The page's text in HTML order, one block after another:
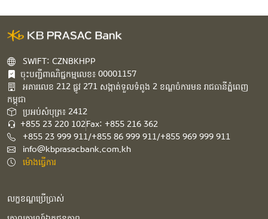
SWIFT: CZNBKHPP
ចុះបញ្ជីពាណិជ្ជកម្មលេខ៖ 00001157
អគារ​លេខ​ 212 ផ្លូវ 271 សង្កាត់ទួលទំពូង 2 ខណ្ឌចំការមន រាជធានីភ្នំពេញ
កម្ពុជា​
ប្រអប់សំបុត្រ៖ 2412
+855 23 220 102Fax: +855 216 362
+855 23 999 911/+855 86 999 911/+855 969 999 911
info@kbprasacbank.com.kh
ម៉ោងធ្វើការ
លក្ខខណ្ឌប្រើប្រាស់